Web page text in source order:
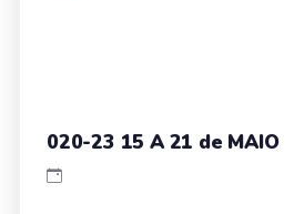
020-23 15 A 21 de MAIO